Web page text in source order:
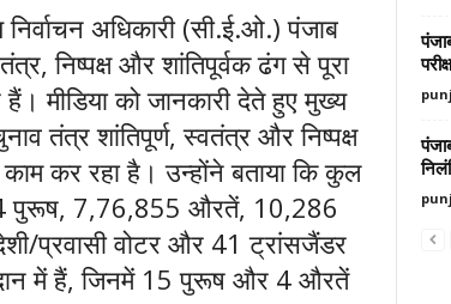
अधिकारी (सी.ई.ओ.) पंजाब
निष्पक्ष और शांतिपूर्वक ढंग से पूरा
मीडिया को जानकारी देते हुए मुख्य
तंत्र शांतिपूर्ण, स्वतंत्र और निष्पक्ष
कर रहा है। उन्होंने बताया कि कुल
पुरूष, 7,76,855 औरतें, 10,286
प्रवासी वोटर और 41 ट्रांसजैंडर
में हैं, जिनमें 15 पुरूष और 4 औरतें